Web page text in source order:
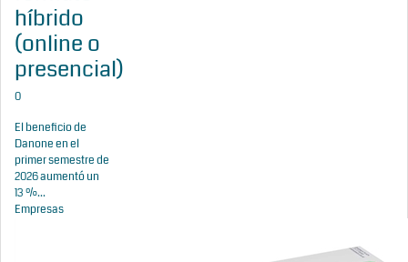
híbrido
(online o
presencial)
0
El beneficio de
Danone en el
primer semestre de
2026 aumentó un
13 %...
Empresas